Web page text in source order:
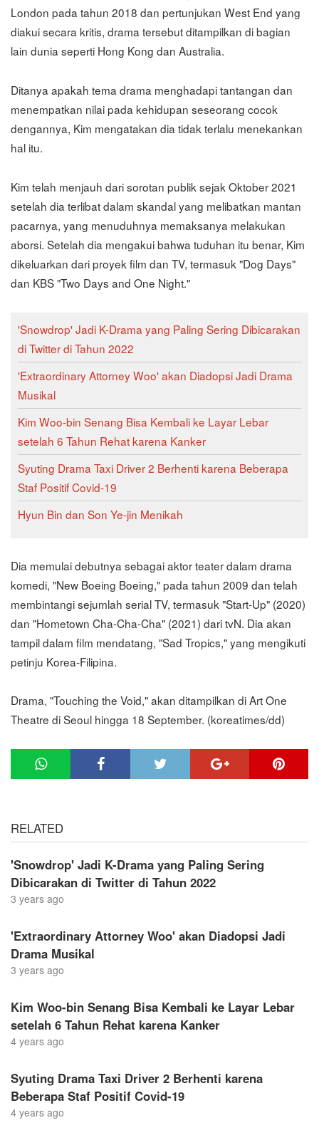
London pada tahun 2018 dan pertunjukan West End yang
diakui secara kritis, drama tersebut ditampilkan di bagian
lain dunia seperti Hong Kong dan Australia.
Ditanya apakah tema drama menghadapi tantangan dan
menempatkan nilai pada kehidupan seseorang cocok
dengannya, Kim mengatakan dia tidak terlalu menekankan
hal itu.
Kim telah menjauh dari sorotan publik sejak Oktober 2021
setelah dia terlibat dalam skandal yang melibatkan mantan
pacarnya, yang menuduhnya memaksanya melakukan
aborsi. Setelah dia mengakui bahwa tuduhan itu benar, Kim
dikeluarkan dari proyek film dan TV, termasuk "Dog Days"
dan KBS "Two Days and One Night."
'Snowdrop' Jadi K-Drama yang Paling Sering Dibicarakan
di Twitter di Tahun 2022
'Extraordinary Attorney Woo' akan Diadopsi Jadi Drama
Musikal
Kim Woo-bin Senang Bisa Kembali ke Layar Lebar
setelah 6 Tahun Rehat karena Kanker
Syuting Drama Taxi Driver 2 Berhenti karena Beberapa
Staf Positif Covid-19
Hyun Bin dan Son Ye-jin Menikah
Dia memulai debutnya sebagai aktor teater dalam drama
komedi, "New Boeing Boeing," pada tahun 2009 dan telah
membintangi sejumlah serial TV, termasuk "Start-Up" (2020)
dan "Hometown Cha-Cha-Cha" (2021) dari tvN. Dia akan
tampil dalam film mendatang, "Sad Tropics," yang mengikuti
petinju Korea-Filipina.
Drama, "Touching the Void," akan ditampilkan di Art One
Theatre di Seoul hingga 18 September. (koreatimes/dd)
RELATED
'Snowdrop' Jadi K-Drama yang Paling Sering
Dibicarakan di Twitter di Tahun 2022
3 years ago
'Extraordinary Attorney Woo' akan Diadopsi Jadi
Drama Musikal
3 years ago
Kim Woo-bin Senang Bisa Kembali ke Layar Lebar
setelah 6 Tahun Rehat karena Kanker
4 years ago
Syuting Drama Taxi Driver 2 Berhenti karena
Beberapa Staf Positif Covid-19
4 years ago